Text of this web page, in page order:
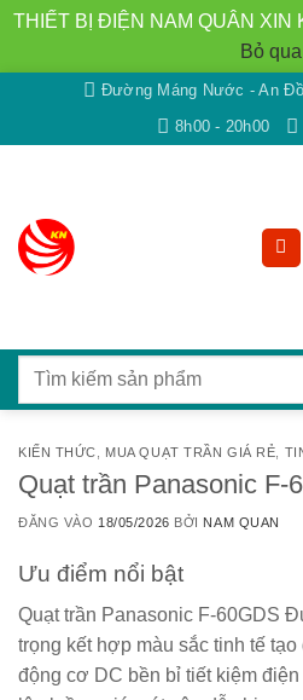
THIẾT BỊ ĐIỆN NAM QUÂN XIN
Bỏ qua
nội
Đường Máng Nước - An
8h00 - 20h00
Tìm
KIẾN THỨC MUA QUẠT TRẦN GIÁ RẺ
Quạt trần Panasonic F-
ĐĂNG VÀO 18/05/2026 BỞI NAM QUAN
Ưu điểm nổi bật
Quạt trần Panasonic F-60GDS
trọng kết hợp màu sắc tinh tế tạo
động cơ DC bền bỉ tiết kiệm